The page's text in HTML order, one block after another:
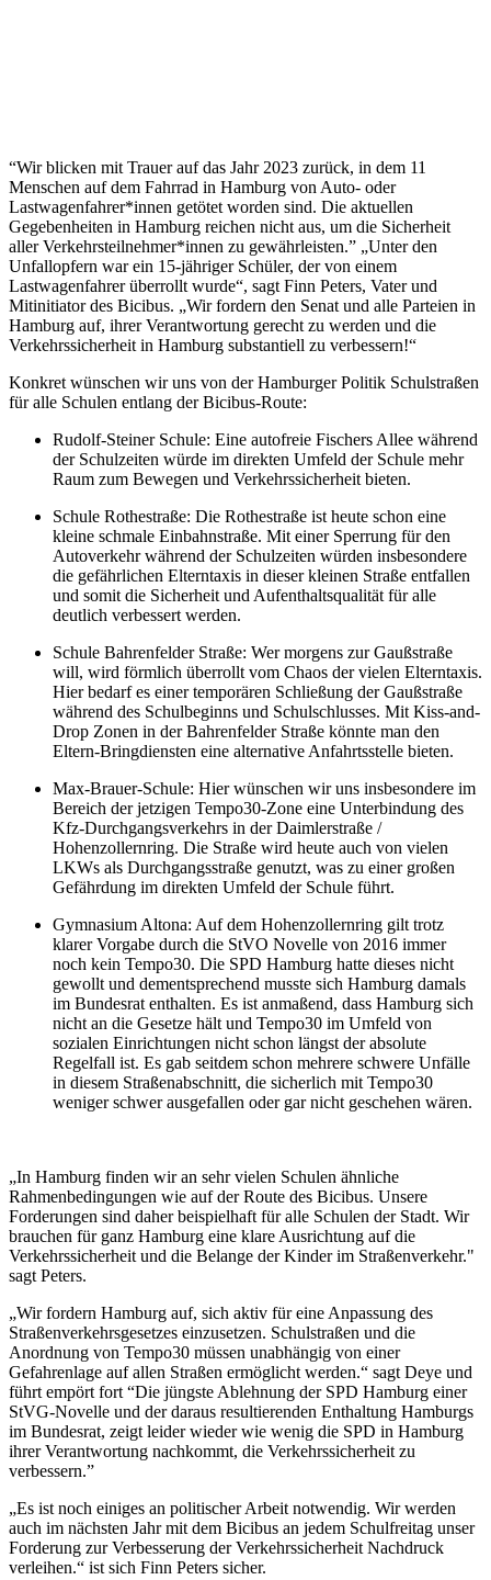
“Wir blicken mit Trauer auf das Jahr 2023 zurück, in dem 11
Menschen auf dem Fahrrad in Hamburg von Auto- oder
Lastwagenfahrer*innen getötet worden sind. Die aktuellen
Gegebenheiten in Hamburg reichen nicht aus, um die Sicherheit
aller Verkehrsteilnehmer*innen zu gewährleisten.” „Unter den
Unfallopfern war ein 15-jähriger Schüler, der von einem
Lastwagenfahrer überrollt wurde“, sagt Finn Peters, Vater und
Mitinitiator des Bicibus. „Wir fordern den Senat und alle Parteien in
Hamburg auf, ihrer Verantwortung gerecht zu werden und die
Verkehrssicherheit in Hamburg substantiell zu verbessern!“
Konkret wünschen wir uns von der Hamburger Politik Schulstraßen
für alle Schulen entlang der Bicibus-Route:
Rudolf-Steiner Schule: Eine autofreie Fischers Allee während
der Schulzeiten würde im direkten Umfeld der Schule mehr
Raum zum Bewegen und Verkehrssicherheit bieten.
Schule Rothestraße: Die Rothestraße ist heute schon eine
kleine schmale Einbahnstraße. Mit einer Sperrung für den
Autoverkehr während der Schulzeiten würden insbesondere
die gefährlichen Elterntaxis in dieser kleinen Straße entfallen
und somit die Sicherheit und Aufenthaltsqualität für alle
deutlich verbessert werden.
Schule Bahrenfelder Straße: Wer morgens zur Gaußstraße
will, wird förmlich überrollt vom Chaos der vielen Elterntaxis.
Hier bedarf es einer temporären Schließung der Gaußstraße
während des Schulbeginns und Schulschlusses. Mit Kiss-and-
Drop Zonen in der Bahrenfelder Straße könnte man den
Eltern-Bringdiensten eine alternative Anfahrtsstelle bieten.
Max-Brauer-Schule: Hier wünschen wir uns insbesondere im
Bereich der jetzigen Tempo30-Zone eine Unterbindung des
Kfz-Durchgangsverkehrs in der Daimlerstraße /
Hohenzollernring. Die Straße wird heute auch von vielen
LKWs als Durchgangsstraße genutzt, was zu einer großen
Gefährdung im direkten Umfeld der Schule führt.
Gymnasium Altona: Auf dem Hohenzollernring gilt trotz
klarer Vorgabe durch die StVO Novelle von 2016 immer
noch kein Tempo30. Die SPD Hamburg hatte dieses nicht
gewollt und dementsprechend musste sich Hamburg damals
im Bundesrat enthalten. Es ist anmaßend, dass Hamburg sich
nicht an die Gesetze hält und Tempo30 im Umfeld von
sozialen Einrichtungen nicht schon längst der absolute
Regelfall ist. Es gab seitdem schon mehrere schwere Unfälle
in diesem Straßenabschnitt, die sicherlich mit Tempo30
weniger schwer ausgefallen oder gar nicht geschehen wären.
„In Hamburg finden wir an sehr vielen Schulen ähnliche
Rahmenbedingungen wie auf der Route des Bicibus. Unsere
Forderungen sind daher beispielhaft für alle Schulen der Stadt. Wir
brauchen für ganz Hamburg eine klare Ausrichtung auf die
Verkehrssicherheit und die Belange der Kinder im Straßenverkehr."
sagt Peters.
„Wir fordern Hamburg auf, sich aktiv für eine Anpassung des
Straßenverkehrsgesetzes einzusetzen. Schulstraßen und die
Anordnung von Tempo30 müssen unabhängig von einer
Gefahrenlage auf allen Straßen ermöglicht werden.“ sagt Deye und
führt empört fort “Die jüngste Ablehnung der SPD Hamburg einer
StVG-Novelle und der daraus resultierenden Enthaltung Hamburgs
im Bundesrat, zeigt leider wieder wie wenig die SPD in Hamburg
ihrer Verantwortung nachkommt, die Verkehrssicherheit zu
verbessern.”
„Es ist noch einiges an politischer Arbeit notwendig. Wir werden
auch im nächsten Jahr mit dem Bicibus an jedem Schulfreitag unser
Forderung zur Verbesserung der Verkehrssicherheit Nachdruck
verleihen.“ ist sich Finn Peters sicher.